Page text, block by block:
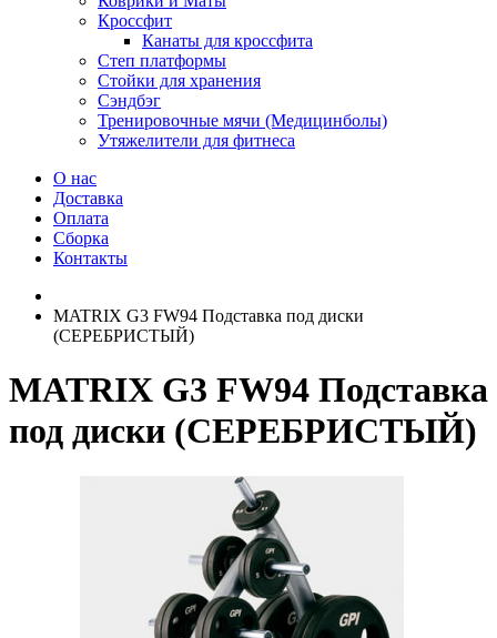
Кроссфит
Канаты для кроссфита
Степ платформы
Стойки для хранения
Сэндбэг
Тренировочные мячи (Медицинболы)
Утяжелители для фитнеса
О нас
Доставка
Оплата
Сборка
Контакты
MATRIX G3 FW94 Подставка под диски
(СЕРЕБРИСТЫЙ)
MATRIX G3 FW94 Подставка
под диски (СЕРЕБРИСТЫЙ)